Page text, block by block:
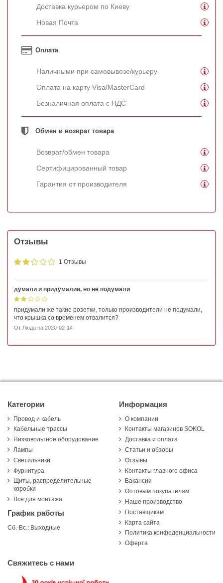
Доставка курьером по Киеву
Новая Почта
Оплата
Наличными при самовывозе/курьеру
Оплата на карту Visa/MasterCard
Безналичная оплата с НДС
Обмен и возврат товара
Возврат/обмен товара
Сертифицированный товар
Гарантия от производителя
Отзывы
1 Отзывы
думали и придумалии, но не подумали
придумали же такие розетки, только производители не подумали,
что крышка со временем отвалится?
От Люда на 2020-02-14
Категории
Провод и кабель
Кабельные трассы
Низковольтное оборудование
Лампы
Светильники
Фурнитура
Щиты, распределительные
коробки
Все для монтажа
График работы
Сб.-Вс.: Выходные
Информация
О компании
Контакты магазинов SOKOL
Доставка и оплата
Статьи и обзоры
Отзывы
Контакты главного офиса
Вакансии
Оптовым покупателям
Наше производство
Поставщикам
Карта сайта
Политика конфеденциальности
Оферта
Свяжитесь с нами